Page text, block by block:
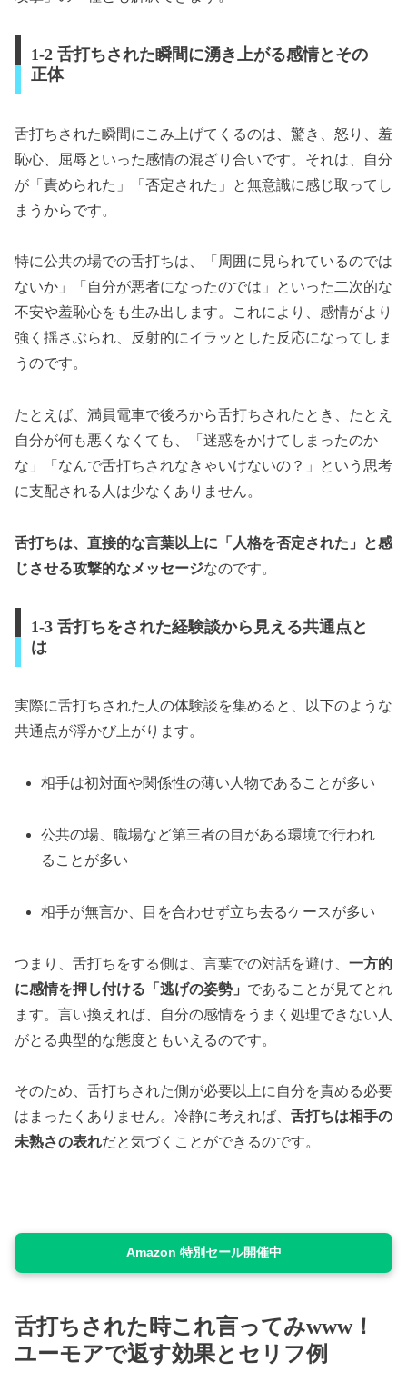
1-2 舌打ちされた瞬間に湧き上がる感情とその
正体
舌打ちされた瞬間にこみ上げてくるのは、驚き、怒り、羞
恥心、屈辱といった感情の混ざり合いです。それは、自分
が「責められた」「否定された」と無意識に感じ取ってし
まうからです。
特に公共の場での舌打ちは、「周囲に見られているのでは
ないか」「自分が悪者になったのでは」といった二次的な
不安や羞恥心をも生み出します。これにより、感情がより
強く揺さぶられ、反射的にイラッとした反応になってしま
うのです。
たとえば、満員電車で後ろから舌打ちされたとき、たとえ
自分が何も悪くなくても、「迷惑をかけてしまったのか
な」「なんで舌打ちされなきゃいけないの？」という思考
に支配される人は少なくありません。
舌打ちは、直接的な言葉以上に「人格を否定された」と感
じさせる攻撃的なメッセージなのです。
1-3 舌打ちをされた経験談から見える共通点と
は
実際に舌打ちされた人の体験談を集めると、以下のような
共通点が浮かび上がります。
相手は初対面や関係性の薄い人物であることが多い
公共の場、職場など第三者の目がある環境で行われ
ることが多い
相手が無言か、目を合わせず立ち去るケースが多い
つまり、舌打ちをする側は、言葉での対話を避け、 一方的
に感情を押し付ける「逃げの姿勢」 であることが見てとれ
ます。言い換えれば、自分の感情をうまく処理できない人
がとる典型的な態度ともいえるのです。
そのため、舌打ちされた側が必要以上に自分を責める必要
はまったくありません。冷静に考えれば、 舌打ちは相手の
未熟さの表れだと気づくことができるのです。
Amazon 特別セール開催中
舌打ちされた時これ言ってみwww！
ユーモアで返す効果とセリフ例